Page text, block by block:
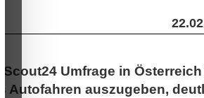
Umfrage in
Autofahren auszugeben,